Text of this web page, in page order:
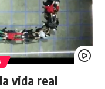
vida real